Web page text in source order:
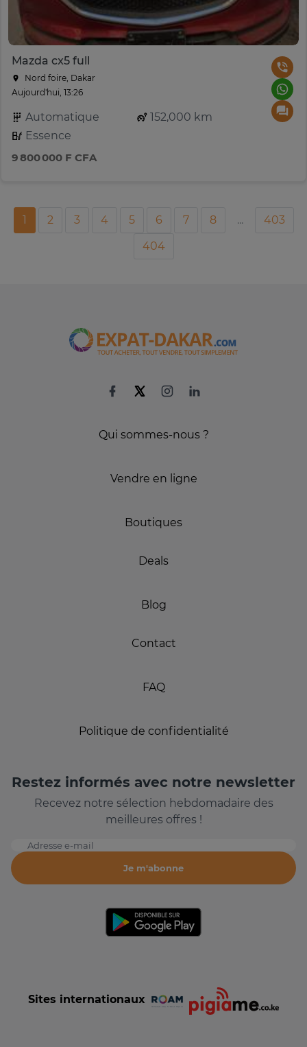
Mazda cx5 full
Nord foire, Dakar
Aujourd'hui, 13:26
Automatique
152,000 km
Essence
9 800 000 F CFA
1 2 3 4 5 6 7 8 ...
403
404
Qui sommes-nous ?
Vendre en ligne
Boutiques
Deals
Blog
Contact
FAQ
Politique de confidentialité
Restez informés avec notre newsletter
Recevez notre sélection hebdomadaire des
meilleures offres !
Adresse e-mail
Je m'abonne
Sites internationaux